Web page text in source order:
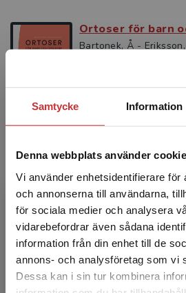
Samtycke Information
Denna webbplats använder
Vi använder enhetsidentifierare för
och annonserna till användarna,
för sociala medier och analysera
vidarebefordrar även sådana
information från din enhet till de
annons- och analysföretag som vi
Dessa kan i sin tur kombinera
Begränsad
Ortoser för barn
Bartonek, Å -
Ortoser för barn och
ortopedteknik i dag
historiskt perspektiv.
internationella
271 krinkl. moms
Barnortopedi
Düppe, H - Ohlin, A
Utvecklingen inom
varit och är mycket
upplaga av boken,
omarbetning av
385 krinkl. moms